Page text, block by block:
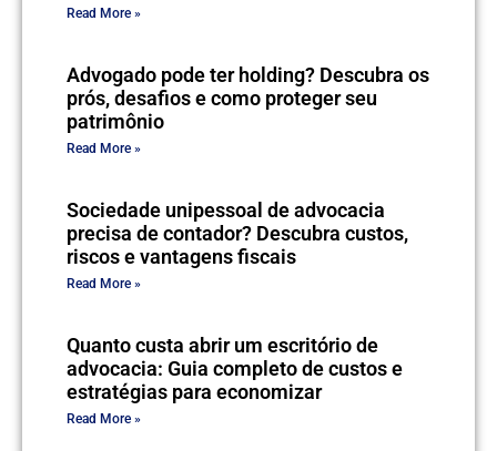
Read More »
Advogado pode ter holding? Descubra os
prós, desafios e como proteger seu
patrimônio
Read More »
Sociedade unipessoal de advocacia
precisa de contador? Descubra custos,
riscos e vantagens fiscais
Read More »
Quanto custa abrir um escritório de
advocacia: Guia completo de custos e
estratégias para economizar
Read More »